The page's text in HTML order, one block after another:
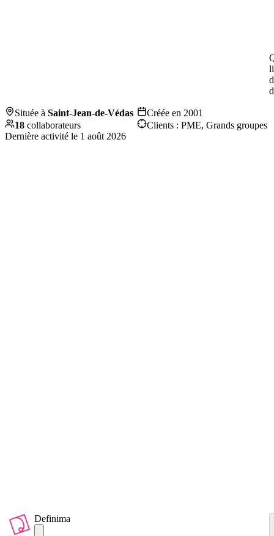
Située à Saint-Jean-de-Védas Créée en 2001
18 collaborateurs Clients : PME, Grands groupes
Dernière activité le 1 août 2026
Definima